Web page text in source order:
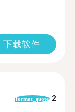
下载软件
format_quote 2